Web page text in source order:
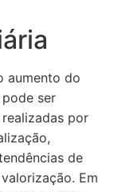
aumento do
ser
por
de
Em